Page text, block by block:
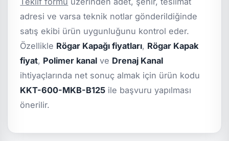
adresi ve varsa teknik notlar gönderildiğinde
satış ekibi ürün uygunluğunu kontrol eder.
Özellikle Rögar Kapağı fiyatları, Rögar Kapak
fiyat, Polimer kanal ve Drenaj Kanal
ihtiyaçlarında net sonuç almak için ürün kodu
KKT-600-MKB-B125 ile başvuru yapılması
önerilir.